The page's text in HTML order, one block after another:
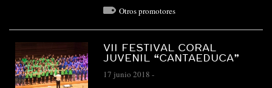
Otros promotores
VII FESTIVAL CORAL
JUVENIL “CANTAEDUCA”
17 junio 2018 -